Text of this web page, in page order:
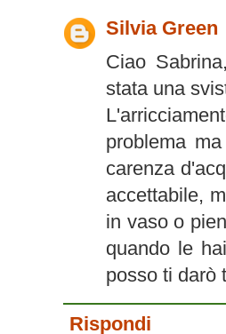
Silvia Green
Ciao
stata una
problema
carenza
accettabile,
in vaso o
quando le
posso ti darò
Rispondi